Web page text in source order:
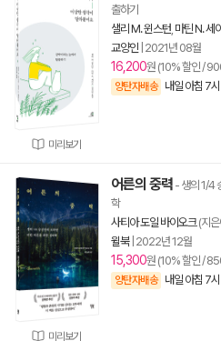
미리보기
출하기
샐리 M. 윈스턴 마틴 N. 세
교양인 2021년 08월
16,200원 (10% 할인 /
양탄자배송 내일 아침 7시
미리보기
어른의 중력 - 생의 1/4
학
사티아 도일 바이오크(지은
윌북| 2022년 12월
15,300원 (10% 할인 /
양탄자배송 내일 아침 7시